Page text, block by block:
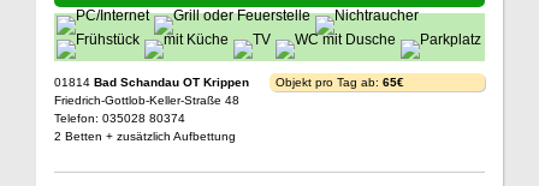
01814 Bad Schandau OT Krippen
Friedrich-Gottlob-Keller-Straße 48
Telefon: 035028 80374
2 Betten + zusätzlich Aufbettung
Objekt pro Tag ab: 65€